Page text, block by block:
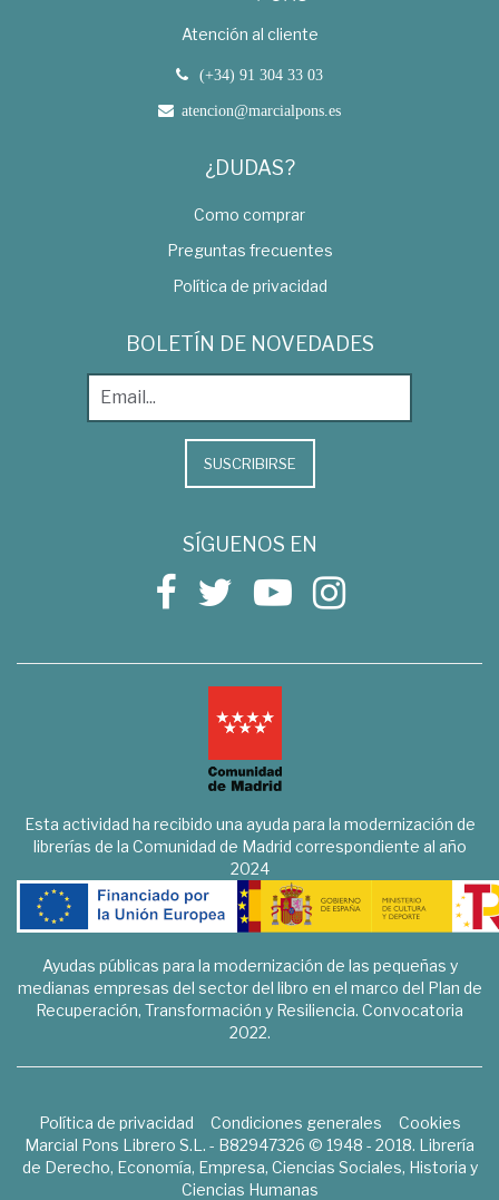
Atención al cliente
(+34) 91 304 33 03
atencion@marcialpons.es
¿DUDAS?
Como comprar
Preguntas frecuentes
Política de privacidad
BOLETÍN DE NOVEDADES
SUSCRIBIRSE
SÍGUENOS EN
Esta actividad ha recibido una ayuda para la modernización de
librerías de la Comunidad de Madrid correspondiente al año
2024
Ayudas públicas para la modernización de las pequeñas y
medianas empresas del sector del libro en el marco del Plan de
Recuperación, Transformación y Resiliencia. Convocatoria
2022.
Política de privacidad Condiciones generales
Cookies
Marcial Pons Librero S.L. - B82947326 © 1948 - 2018. Librería
de Derecho, Economía, Empresa, Ciencias Sociales, Historia y
Ciencias Humanas